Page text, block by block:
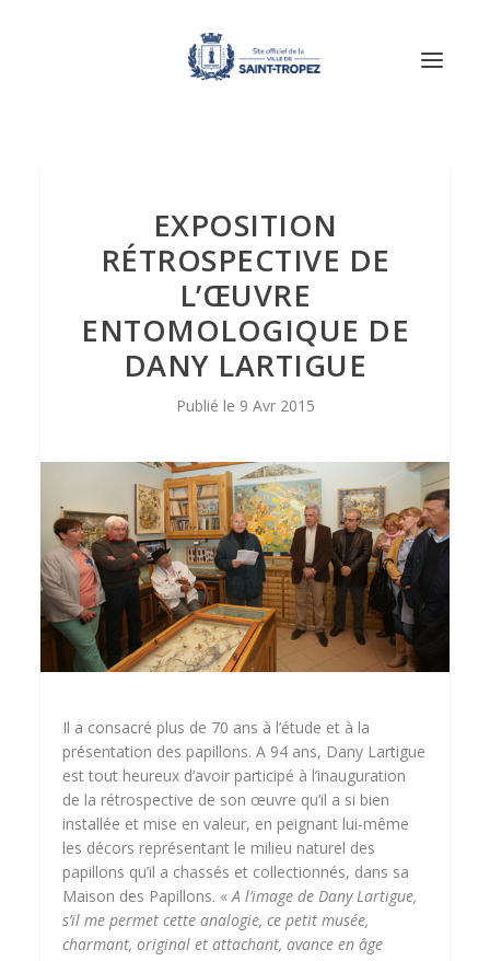
EXPOSITION
RÉTROSPECTIVE DE
L’ŒUVRE
ENTOMOLOGIQUE DE
DANY LARTIGUE
9 Avr 2015
Il a consacré plus de 70 ans à l’étude et à la
présentation des papillons. A 94 ans, Dany Lartigue
est tout heureux d’avoir participé à l’inauguration
de la rétrospective de son œuvre qu’il a si bien
installée et mise en valeur, en peignant lui-même
les décors représentant le milieu naturel des
papillons qu’il a chassés et collectionnés, dans sa
Maison des Papillons. «A l’image de Dany Lartigue,
s’il me permet cette analogie, ce petit musée,
charmant, original et attachant, avance en âge